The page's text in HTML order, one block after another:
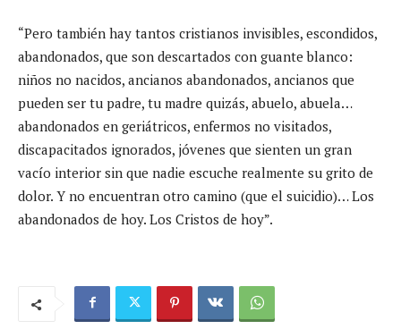
“Pero también hay tantos cristianos invisibles, escondidos,
abandonados, que son descartados con guante blanco:
niños no nacidos, ancianos abandonados, ancianos que
pueden ser tu padre, tu madre quizás, abuelo, abuela…
abandonados en geriátricos, enfermos no visitados,
discapacitados ignorados, jóvenes que sienten un gran
vacío interior sin que nadie escuche realmente su grito de
dolor. Y no encuentran otro camino (que el suicidio)… Los
abandonados de hoy. Los Cristos de hoy”.